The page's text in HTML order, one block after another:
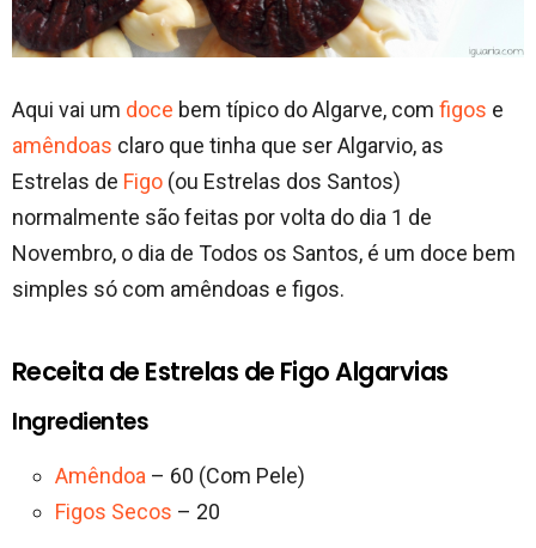
Aqui vai um doce bem típico do Algarve, com figos e
amêndoas claro que tinha que ser Algarvio, as
Estrelas de Figo (ou Estrelas dos Santos)
normalmente são feitas por volta do dia 1 de
Novembro, o dia de Todos os Santos, é um doce bem
simples só com amêndoas e figos.
Receita de Estrelas de Figo Algarvias
Ingredientes
Amêndoa – 60 (Com Pele)
Figos Secos – 20